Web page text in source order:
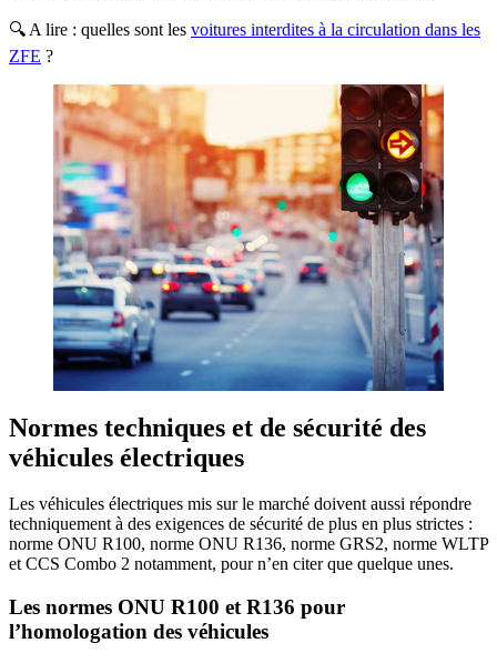
🔍 A lire : quelles sont les voitures interdites à la circulation dans les
ZFE ?
Normes techniques et de sécurité des
véhicules électriques
Les véhicules électriques mis sur le marché doivent aussi répondre
techniquement à des exigences de sécurité de plus en plus strictes :
norme ONU R100, norme ONU R136, norme GRS2, norme WLTP
et CCS Combo 2 notamment, pour n’en citer que quelque unes.
Les normes ONU R100 et R136 pour
l’homologation des véhicules